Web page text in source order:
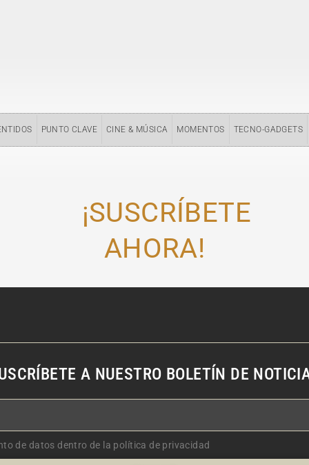
PUNTO CLAVE CINE & MÚSICA MOMENTOS TECNO-GADGETS
¡SUSCRÍBETE
AHORA!
A NUESTRO BOLETÍN DE
de datos dentro de la política de privacidad